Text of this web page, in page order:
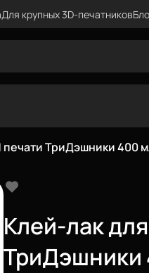
Для крупных 3D-печатников
печати ТриДэшники 400
Клей-лак
ТриДэшники